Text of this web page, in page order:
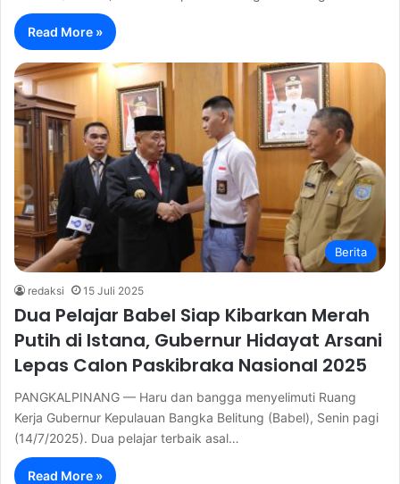
Read More »
Berita
redaksi 15 Juli 2025
Dua Pelajar Babel Siap Kibarkan Merah
Putih di Istana, Gubernur Hidayat Arsani
Lepas Calon Paskibraka Nasional 2025
PANGKALPINANG — Haru dan bangga menyelimuti Ruang
Kerja Gubernur Kepulauan Bangka Belitung (Babel), Senin pagi
(14/7/2025). Dua pelajar terbaik asal…
Read More »